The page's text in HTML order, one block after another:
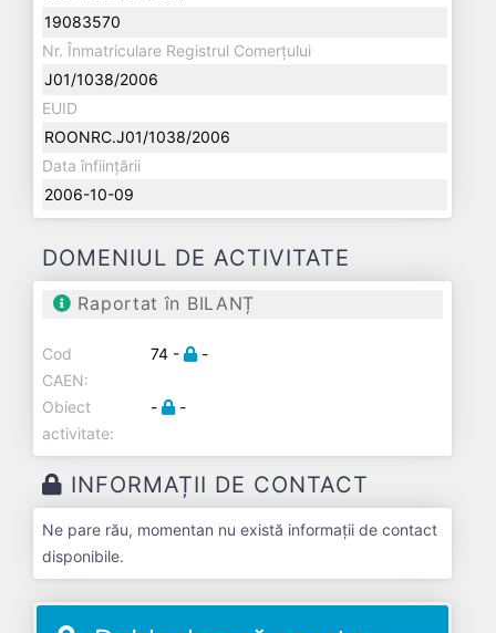
19083570
Nr. Înmatriculare Registrul Comerțului
J01/1038/2006
EUID
ROONRC.J01/1038/2006
Data înființării
2006-10-09
DOMENIUL DE ACTIVITATE
Raportat în BILANȚ
Cod
CAEN:
74 - -
Obiect
activitate:
- -
INFORMAȚII DE CONTACT
Ne pare rău, momentan nu există informații de contact
disponibile.